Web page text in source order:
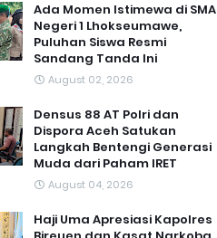
Ada Momen Istimewa di SMA
Negeri 1 Lhokseumawe,
Puluhan Siswa Resmi
Sandang Tanda Ini
August 02, 2026
Densus 88 AT Polri dan
Dispora Aceh Satukan
Langkah Bentengi Generasi
Muda dari Paham IRET
August 04, 2026
Haji Uma Apresiasi Kapolres